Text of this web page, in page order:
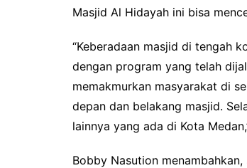
Masjid Al Hidayah ini bisa
“Keberadaan masjid di tengah
dengan program yang telah
memakmurkan masyarakat di
depan dan belakang masjid.
lainnya yang ada di Kota
Bobby Nasution